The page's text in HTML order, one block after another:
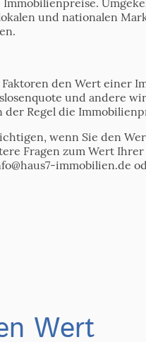
und nationalen
den Wert einer
und andere
Regel die
wenn Sie den
Fragen zum Wert
immobilien.de
Wert